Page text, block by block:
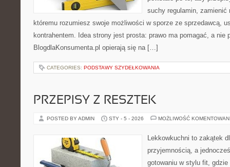
suchy regulamin,
któremu rozumiesz swoje możliwości w sporze ze sprzedawcą,
kontrahentem. Idea strony jest prosta: prawo ma pomagać, a nie
BlogdlaKonsumenta.pl opierają się na […]
CATEGORIES: PODSTAWY SZYDEŁKOWANIA
PRZEPISY Z RESZTEK
POSTED BY ADMIN STY - 5 - 2026 MOŻLIWOŚĆ
Lekkowkuchni to zakątek
przyjemnością, a
gotowaniu w stylu fit, gdzie